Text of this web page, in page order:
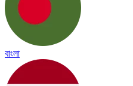
বাংলা